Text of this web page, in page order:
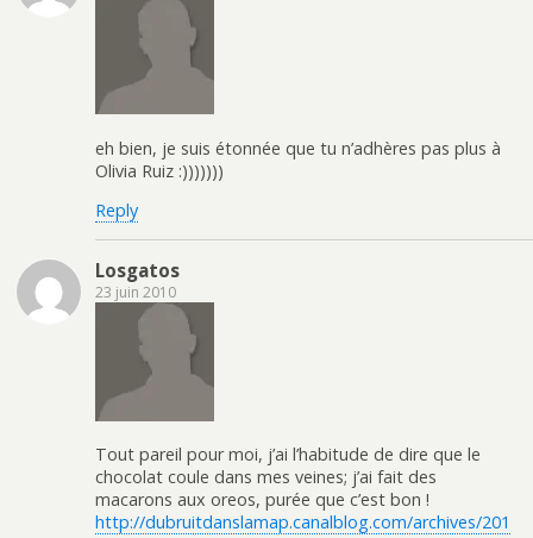
eh bien, je suis étonnée que tu n’adhères pas plus à
Olivia Ruiz :)))))))
Reply
Losgatos
23 juin 2010
Tout pareil pour moi, j’ai l’habitude de dire que le
chocolat coule dans mes veines; j’ai fait des
macarons aux oreos, purée que c’est bon !
http://dubruitdanslamap.canalblog.com/archives/201